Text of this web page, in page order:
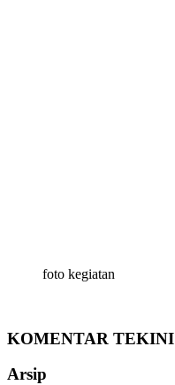
foto kegiatan
KOMENTAR TEKINI
Arsip